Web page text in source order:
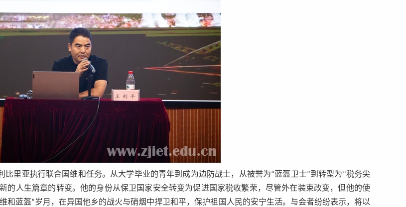
里亚执行联合国维和任务。从大学毕业的青年到成为边防战士，从被誉为“蓝盔卫士”到转型为“税务尖
的人生篇章的转变。他的身份从保卫国家安全转变为促进国家税收繁荣，尽管外在装束改变，但他的使
和蓝盔”岁月，在异国他乡的战火与硝烟中捍卫和平，保护祖国人民的安宁生活。与会者纷纷表示，将以